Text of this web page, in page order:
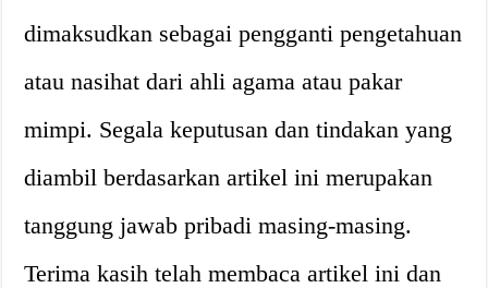
dimaksudkan sebagai pengganti pengetahuan
atau nasihat dari ahli agama atau pakar
mimpi. Segala keputusan dan tindakan yang
diambil berdasarkan artikel ini merupakan
tanggung jawab pribadi masing-masing.
Terima kasih telah membaca artikel ini dan